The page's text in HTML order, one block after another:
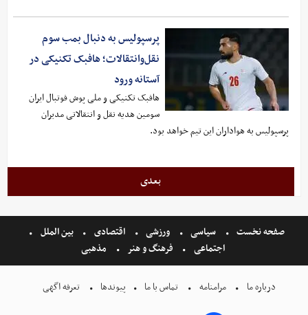
پرسپولیس به دنبال بمب سوم
نقل‌وانتقالات؛ هافبک تکنیکی در
آستانه ورود
هافبک تکنیکی و ملی پوش فوتبال ایران
سومین هدیه نقل و انتقالاتی مدیران
پرسپولیس به هواداران این تیم خواهد بود.
بعدی
صفحه نخست سیاسی ورزشی اقتصادی
بین الملل
اجتماعی
فرهنگ و هنر مذهبی
درباره ما مرامنامه تماس با ما پیوندها تعرفه اگهی